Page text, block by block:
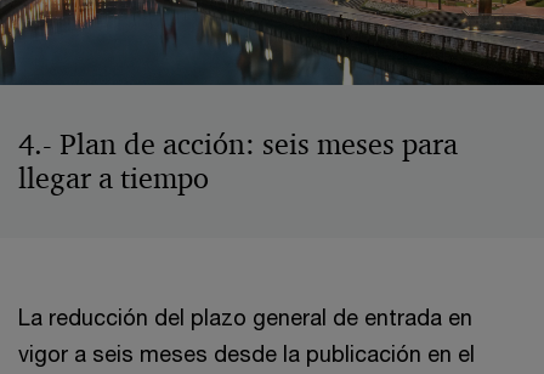
4.- Plan de acción: seis meses para
llegar a tiempo
La reducción del plazo general de entrada en
vigor a seis meses desde la publicación en el